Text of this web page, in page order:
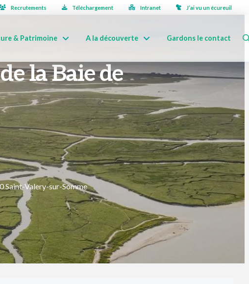
Recrutements Téléchargement Intranet J’ai vu un écureuil
& Patrimoine A la découverte Gardons le contact
la Baie de
Saint-Valery-sur-Somme